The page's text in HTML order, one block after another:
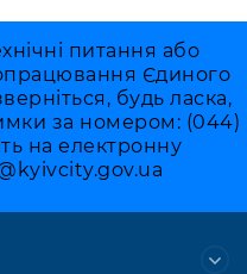
адміністрація
стану
питання або
Єдиного
будь ласка,
за номером: (044)
на електронну